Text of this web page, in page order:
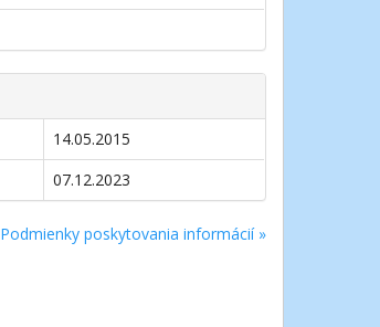
14.05.2015
07.12.2023
Podmienky poskytovania informácií »